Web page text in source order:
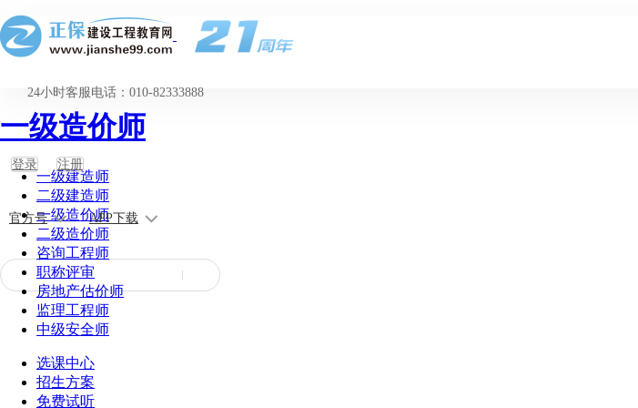
24小时客服电话：010-82333888
登录 注册
官方号 APP下载
一级造价师
一级建造师
二级建造师
一级造价师
二级造价师
咨询工程师
职称评审
房地产估价师
监理工程师
中级安全师
选课中心
招生方案
免费试听